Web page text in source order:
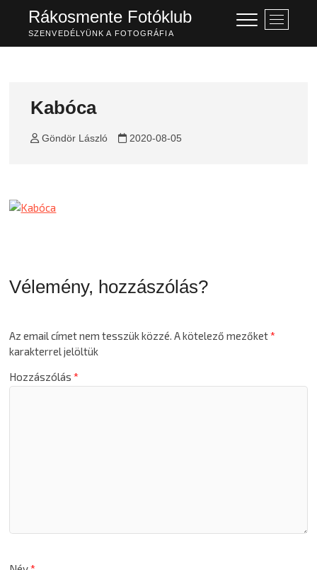
content
Rákosmente Fotóklub
SZENVEDÉLYÜNK A FOTOGRÁFIA
M
e
n
Kabóca
Göndör László 2020-08-05
Vélemény, hozzászólás?
Az email címet nem tesszük közzé. A kötelező mezőket*
karakterrel jelöltük
Hozzászólás*